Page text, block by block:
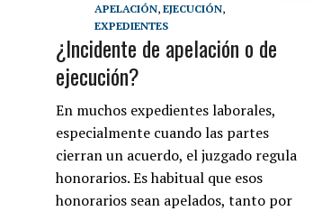
APELACIÓN,EJECUCIÓN,
EXPEDIENTES
¿Incidente de apelación o de
ejecución?
En muchos expedientes laborales,
especialmente cuando las partes
cierran un acuerdo, el juzgado regula
honorarios. Es habitual que esos
honorarios sean apelados, tanto por